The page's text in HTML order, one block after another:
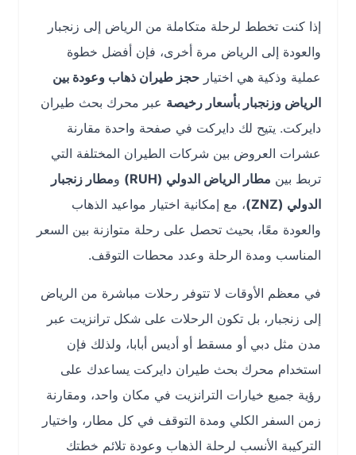
إذا كنت تخطط لرحلة متكاملة من الرياض إلى زنجبار
والعودة إلى الرياض مرة أخرى، فإن أفضل خطوة
عملية وذكية هي اختيارحجز طيران ذهاب وعودة بين
الرياض وزنجبار بأسعار رخيصة عبر محرك بحث طيران
دايركت. يتيح لك دايركت في صفحة واحدة مقارنة
عشرات العروض بين شركات الطيران المختلفة التي
تربط بينمطار الرياض الدولي (RUH) ومطار زنجبار
الدولي (ZNZ)
، مع إمكانية اختيار مواعيد الذهاب
والعودة معًا، بحيث تحصل على رحلة متوازنة بين السعر
المناسب ومدة الرحلة وعدد محطات التوقف.
في معظم الأوقات لا تتوفر رحلات مباشرة من الرياض
إلى زنجبار، بل تكون الرحلات على شكل ترانزيت عبر
مدن مثل دبي أو مسقط أو أديس أبابا، ولذلك فإن
استخدام محرك بحث طيران دايركت يساعدك على
رؤية جميع خيارات الترانزيت في مكان واحد، ومقارنة
زمن السفر الكلي ومدة التوقف في كل مطار، واختيار
التركيبة الأنسب لرحلة الذهاب وعودة تلائم خطتك